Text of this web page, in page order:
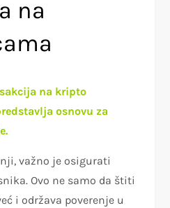
na
na kripto
osnovu za
važno je osigurati
Ovo ne samo da štiti
i održava poverenje u